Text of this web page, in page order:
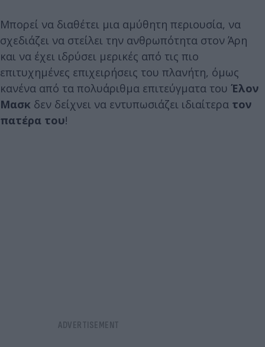
Μπορεί να διαθέτει μια αμύθητη περιουσία, να
σχεδιάζει να στείλει την ανθρωπότητα στον Άρη
και να έχει ιδρύσει μερικές από τις πιο
επιτυχημένες επιχειρήσεις του πλανήτη, όμως
κανένα από τα πολυάριθμα επιτεύγματα του Έλον
Μασκ δεν δείχνει να εντυπωσιάζει ιδιαίτερα τον
πατέρα του!